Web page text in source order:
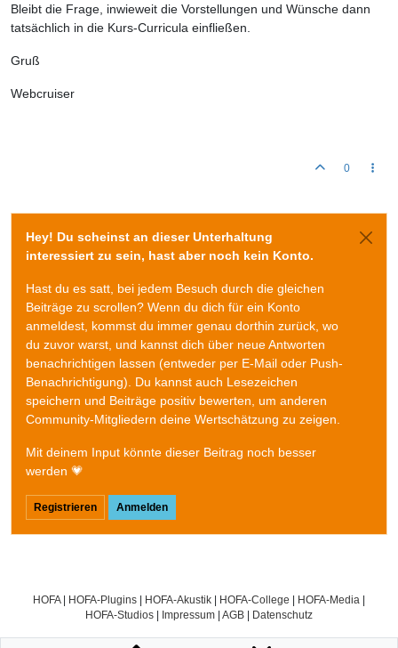
Bleibt die Frage, inwieweit die Vorstellungen und Wünsche dann
tatsächlich in die Kurs-Curricula einfließen.
Gruß
Webcruiser
0
Hey! Du scheinst an dieser Unterhaltung
interessiert zu sein, hast aber noch kein Konto.
Hast du es satt, bei jedem Besuch durch die gleichen
Beiträge zu scrollen? Wenn du dich für ein Konto
anmeldest, kommst du immer genau dorthin zurück, wo
du zuvor warst, und kannst dich über neue Antworten
benachrichtigen lassen (entweder per E-Mail oder Push-
Benachrichtigung). Du kannst auch Lesezeichen
speichern und Beiträge positiv bewerten, um anderen
Community-Mitgliedern deine Wertschätzung zu zeigen.
Mit deinem Input könnte dieser Beitrag noch besser
werden 💗
Registrieren Anmelden
HOFA| HOFA-Plugins | HOFA-Akustik | HOFA-College | HOFA-Media |
HOFA-Studios | Impressum | AGB | Datenschutz